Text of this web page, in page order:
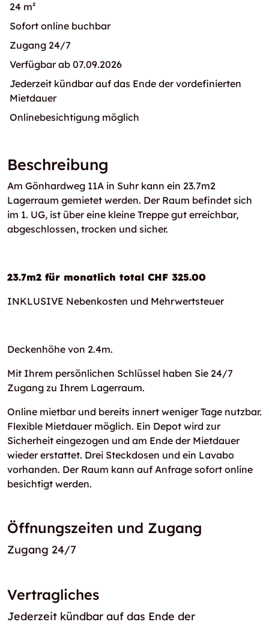
24 m²
Sofort online buchbar
Zugang 24/7
Verfügbar ab 07.09.2026
Jederzeit kündbar auf das Ende der vordefinierten
Mietdauer
Onlinebesichtigung möglich
Beschreibung
Am Gönhardweg 11A in Suhr kann ein 23.7m2
Lagerraum gemietet werden. Der Raum befindet sich
im 1. UG, ist über eine kleine Treppe gut erreichbar,
abgeschlossen, trocken und sicher.
23.7m2 für monatlich total CHF 325.00
INKLUSIVE Nebenkosten und Mehrwertsteuer
Deckenhöhe von 2.4m.
Mit Ihrem persönlichen Schlüssel haben Sie 24/7
Zugang zu Ihrem Lagerraum.
Online mietbar und bereits innert weniger Tage nutzbar.
Flexible Mietdauer möglich. Ein Depot wird zur
Sicherheit eingezogen und am Ende der Mietdauer
wieder erstattet. Drei Steckdosen und ein Lavabo
vorhanden. Der Raum kann auf Anfrage sofort online
besichtigt werden.
Öffnungszeiten und Zugang
Zugang 24/7
Vertragliches
Jederzeit kündbar auf das Ende der